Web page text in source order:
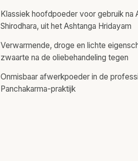
Klassiek hoofdpoeder voor gebruik na
Shirodhara, uit het Ashtanga Hridayam
Verwarmende, droge en lichte
zwaarte na de oliebehandeling tegen
Onmisbaar afwerkpoeder in de
Panchakarma-praktijk